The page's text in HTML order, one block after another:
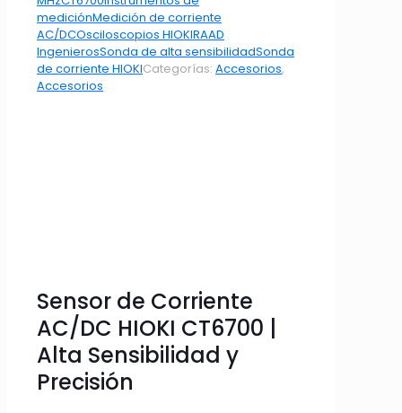
mediciónMedición de corriente
AC/DCOsciloscopios HIOKIRAAD
IngenierosSonda de alta sensibilidadSonda
de corriente HIOKICategorías: Accesorios,
Accesorios
Sensor de Corriente
AC/DC HIOKI CT6700 |
Alta Sensibilidad y
Precisión